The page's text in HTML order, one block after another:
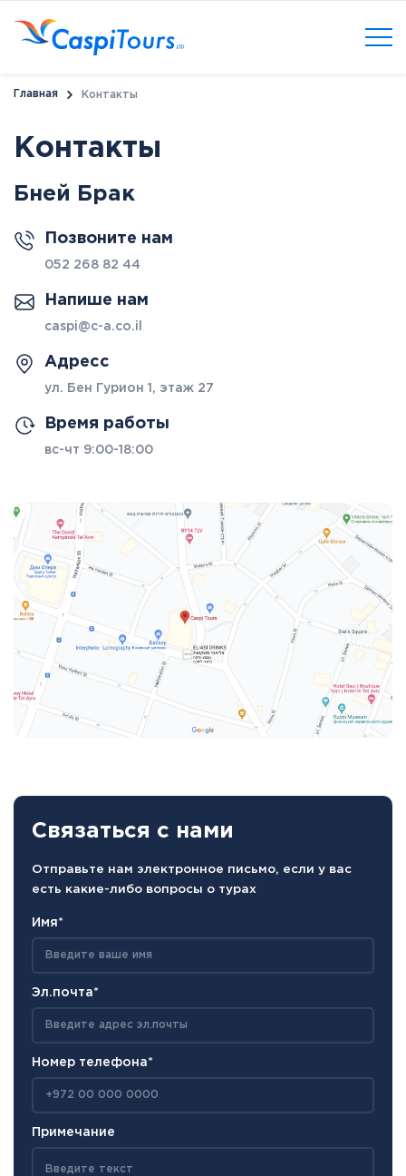
Главная Контакты
Контакты
Бней Брак
Позвоните нам
052 268 82 44
Напише нам
caspi@c-a.co.il
Адресс
ул. Бен Гурион 1, этаж 27
Время работы
вс-чт 9:00-18:00
Связаться с нами
Отправьте нам электронное письмо, если у вас
есть какие-либо вопросы о турах
Имя*
Эл.почта*
Номер телефона*
Примечание